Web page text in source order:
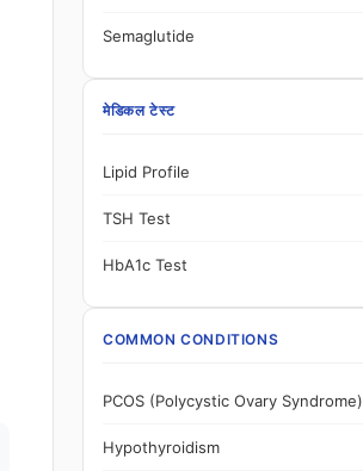
Semaglutide
मेडिकल टेस्ट
Lipid Profile
TSH Test
HbA1c Test
COMMON CONDITIONS
PCOS (Polycystic Ovary Syndrome)
Hypothyroidism